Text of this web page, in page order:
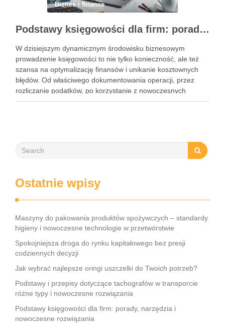
Biznes i finanse
Podstawy księgowości dla firm: porady, narzędzia i nowoczesne rozwiązania
W dzisiejszym dynamicznym środowisku biznesowym
prowadzenie księgowości to nie tylko konieczność, ale też
szansa na optymalizację finansów i unikanie kosztownych
błędów. Od właściwego dokumentowania operacji, przez
rozliczanie podatków, po korzystanie z nowoczesnych
narzędzi – każdy przedsiębiorca musi znać kluczowe
Ostatnie wpisy
Maszyny do pakowania produktów spożywczych – standardy
higieny i nowoczesne technologie w przetwórstwie
Spokojniejsza droga do rynku kapitałowego bez presji
codziennych decyzji
Jak wybrać najlepsze oringi uszczelki do Twoich potrzeb?
Podstawy i przepisy dotyczące tachografów w transporcie
różne typy i nowoczesne rozwiązania
Podstawy księgowości dla firm: porady, narzędzia i
nowoczesne rozwiązania